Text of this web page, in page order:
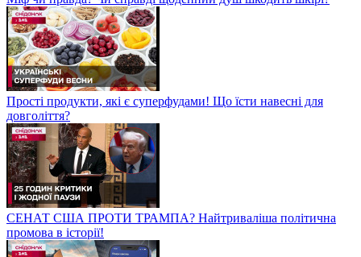
Прості продукти, які є суперфудами! Що їсти навесні для
довголіття?
СЕНАТ США ПРОТИ ТРАМПА? Найтриваліша політична
промова в історії!